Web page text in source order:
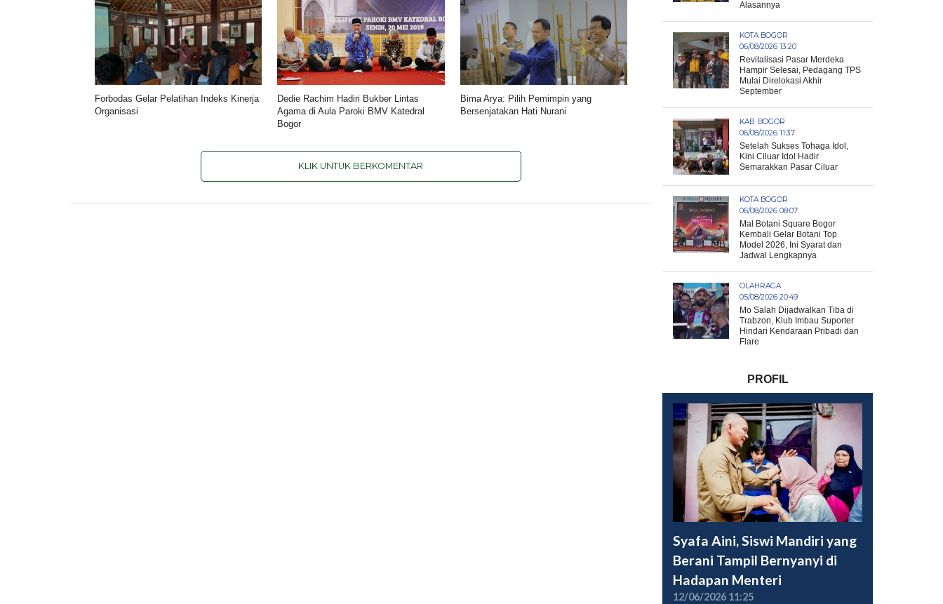
Forbodas Gelar Pelatihan Indeks Kinerja
Organisasi
Dedie Rachim Hadiri Bukber Lintas
Agama di Aula Paroki BMV Katedral
Bogor
Bima Arya: Pilih Pemimpin yang
Bersenjatakan Hati Nurani
KLIK UNTUK BERKOMENTAR
Alasannya
KOTA BOGOR
06/08/2026 13:20
Revitalisasi Pasar Merdeka
Hampir Selesai, Pedagang TPS
Mulai Direlokasi Akhir
September
KAB. BOGOR
06/08/2026 11:37
Setelah Sukses Tohaga Idol,
Kini Ciluar Idol Hadir
Semarakkan Pasar Ciluar
KOTA BOGOR
06/08/2026 08:07
Mal Botani Square Bogor
Kembali Gelar Botani Top
Model 2026, Ini Syarat dan
Jadwal Lengkapnya
OLAHRAGA
05/08/2026 20:49
Mo Salah Dijadwalkan Tiba di
Trabzon, Klub Imbau Suporter
Hindari Kendaraan Pribadi dan
Flare
PROFIL
Syafa Aini, Siswi Mandiri yang
Berani Tampil Bernyanyi di
Hadapan Menteri
12/06/2026 11:25